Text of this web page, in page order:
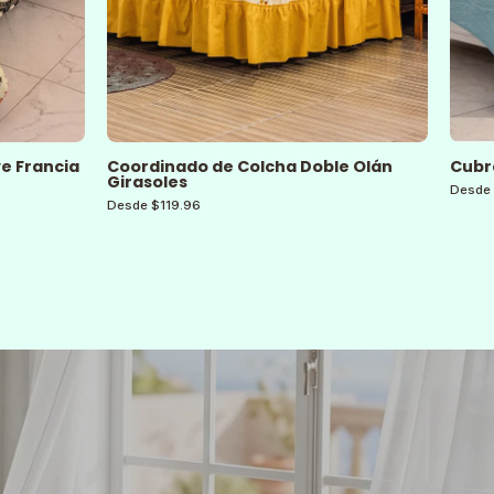
Francia Coordinado de Colcha Doble Olán
Girasoles
Desde $119.96
Desde